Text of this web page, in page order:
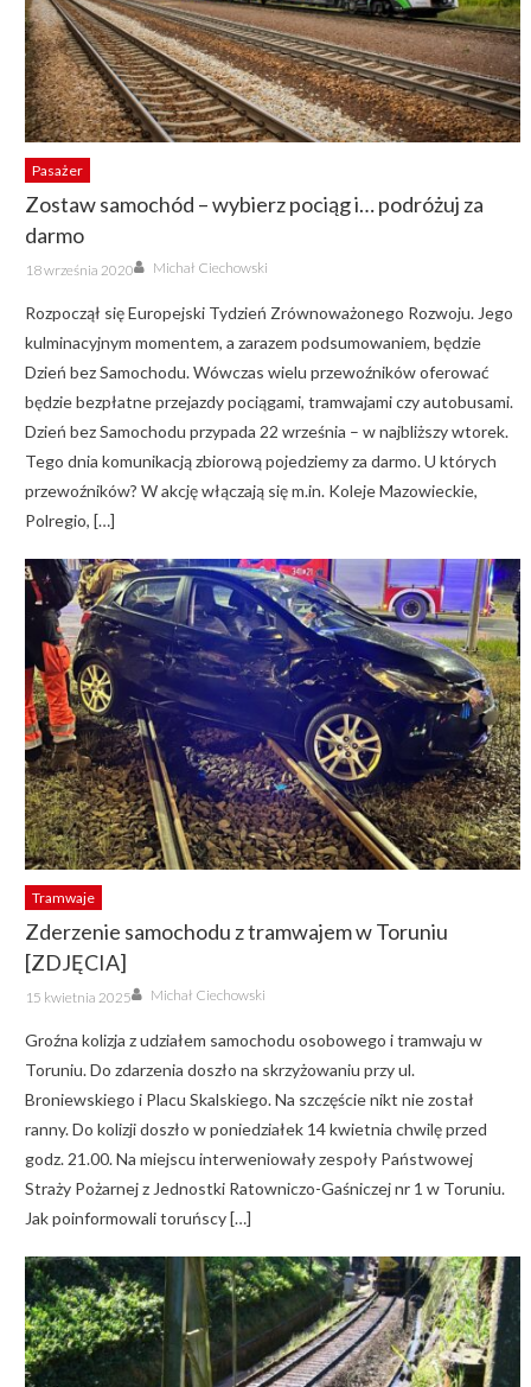
Pasażer
Zostaw samochód – wybierz pociąg i… podróżuj za
darmo
Posted
on
18 września 2020 Author
Michał Ciechowski
Rozpoczął się Europejski Tydzień Zrównoważonego Rozwoju. Jego
kulminacyjnym momentem, a zarazem podsumowaniem, będzie
Dzień bez Samochodu. Wówczas wielu przewoźników oferować
będzie bezpłatne przejazdy pociągami, tramwajami czy autobusami.
Dzień bez Samochodu przypada 22 września – w najbliższy wtorek.
Tego dnia komunikacją zbiorową pojedziemy za darmo. U których
przewoźników? W akcję włączają się m.in. Koleje Mazowieckie,
Polregio, […]
Tramwaje
Zderzenie samochodu z tramwajem w Toruniu
[ZDJĘCIA]
Posted
on
15 kwietnia 2025 Author
Michał Ciechowski
Groźna kolizja z udziałem samochodu osobowego i tramwaju w
Toruniu. Do zdarzenia doszło na skrzyżowaniu przy ul.
Broniewskiego i Placu Skalskiego. Na szczęście nikt nie został
ranny. Do kolizji doszło w poniedziałek 14 kwietnia chwilę przed
godz. 21.00. Na miejscu interweniowały zespoły Państwowej
Straży Pożarnej z Jednostki Ratowniczo-Gaśniczej nr 1 w Toruniu.
Jak poinformowali toruńscy […]